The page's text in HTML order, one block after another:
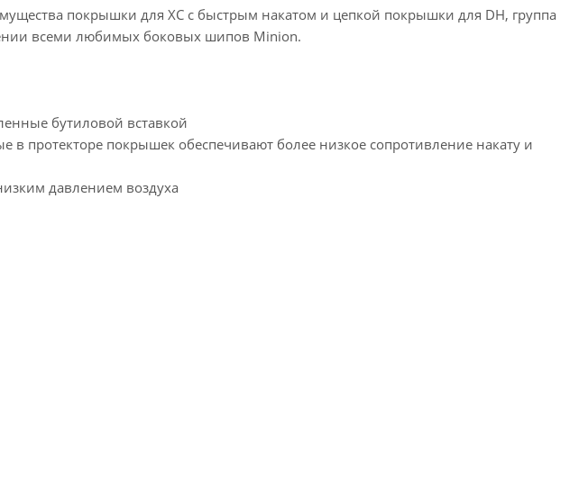
покрышки для XC с быстрым накатом и цепкой покрышки для DH, группа
всеми любимых боковых шипов Minion.
бутиловой вставкой
в протекторе покрышек обеспечивают более низкое сопротивление накату и
давлением воздуха